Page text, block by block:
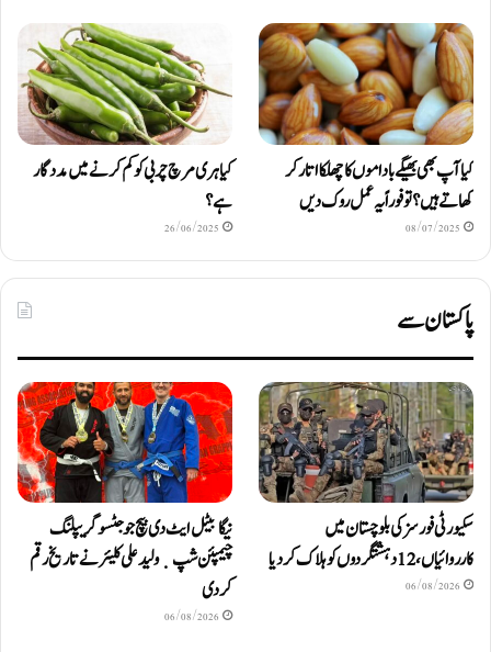
کیا آپ بھی بھیگے باداموں کا چھلکا اتار کر
کھاتے ہیں؟ تو فوراً یہ عمل روک دیں
08/07/2025
کیا ہری مرچ چربی کو کم کرنے میں مددگار
ہے؟
26/06/2025
پاکستان سے
سکیورٹی فورسز کی بلوچستان میں
کارروائیاں، 12 دہشتگردوں کو ہلاک کردیا
06/08/2026
نیگا بیٹل ایٹ دی بیچ جوجٹسو گریپلنگ
چیمپئن شپ ٜ ولید علی کلیئر نے تاریخ رقم
کر دی
06/08/2026